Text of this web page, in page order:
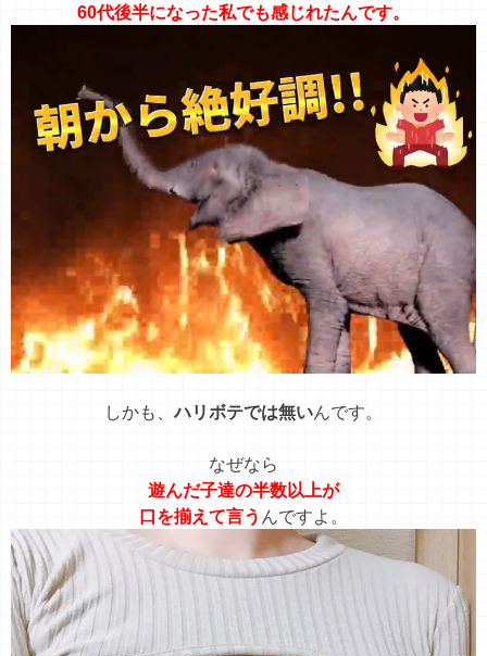
60代後半になった私でも感じれたんです。
しかも、ハリボテでは無いんです。
なぜなら
遊んだ子達の半数以上が
口を揃えて言う んですよ。